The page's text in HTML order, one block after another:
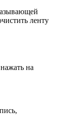
ленту
на